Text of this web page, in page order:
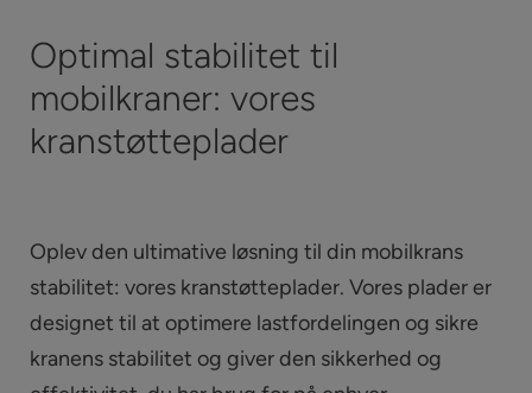
Optimal stabilitet til
mobilkraner: vores
kranstøtteplader
Oplev den ultimative løsning til din mobilkrans
stabilitet: vores kranstøtteplader. Vores plader er
designet til at optimere lastfordelingen og sikre
kranens stabilitet og giver den sikkerhed og